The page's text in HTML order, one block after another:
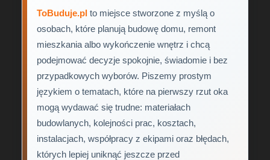
ToBuduje.pl to miejsce stworzone z myślą o
osobach, które planują budowę domu, remont
mieszkania albo wykończenie wnętrz i chcą
podejmować decyzje spokojnie, świadomie i bez
przypadkowych wyborów. Piszemy prostym
językiem o tematach, które na pierwszy rzut oka
mogą wydawać się trudne: materiałach
budowlanych, kolejności prac, kosztach,
instalacjach, współpracy z ekipami oraz błędach,
których lepiej uniknąć jeszcze przed